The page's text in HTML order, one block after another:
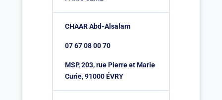
CHAAR Abd-Alsalam
07 67 08 00 70
MSP, 203, rue Pierre et Marie
Curie, 91000 ÉVRY